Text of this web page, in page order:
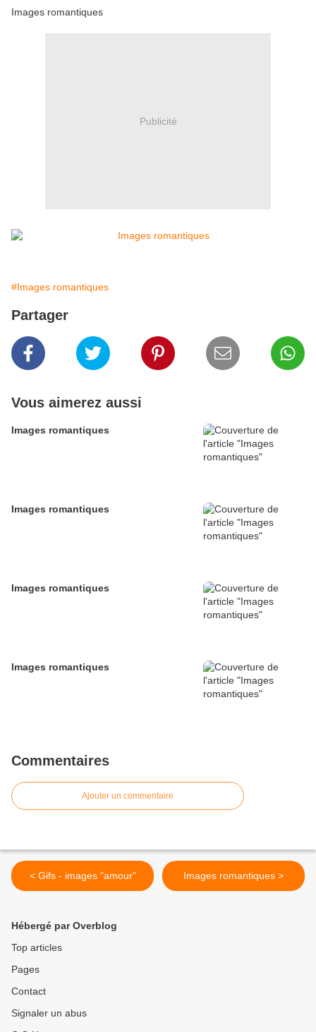
Images romantiques
Publicité
#Images romantiques
Partager
Vous aimerez aussi
Images romantiques
Images romantiques
Images romantiques
Images romantiques
Commentaires
Ajouter un commentaire
< Gifs - images "amour" Images romantiques >
Hébergé par Overblog
Top articles
Pages
Contact
Signaler un abus